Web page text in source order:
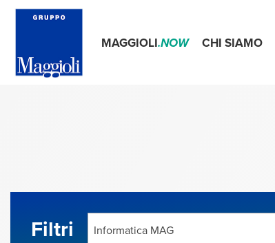
MAGGIOLI.NOW CHI SIAMO
Filtri Informatica MAG